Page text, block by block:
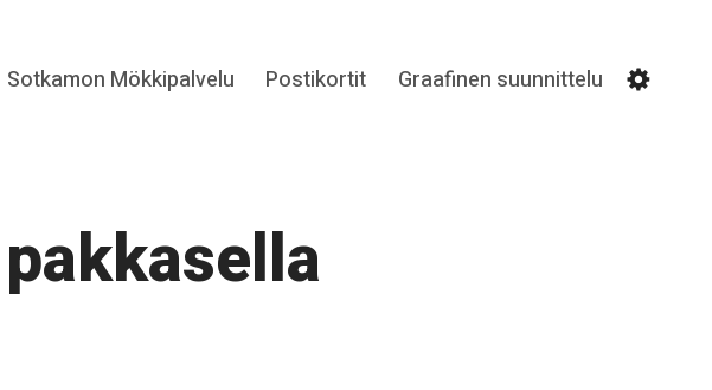
Sotkamon Mökkipalvelu Postikortit Graafinen suunnittelu